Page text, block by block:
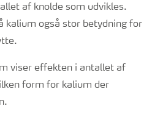
af knolde som udvikles.
kalium også stor betydning for
viser effekten i antallet af
form for kalium der